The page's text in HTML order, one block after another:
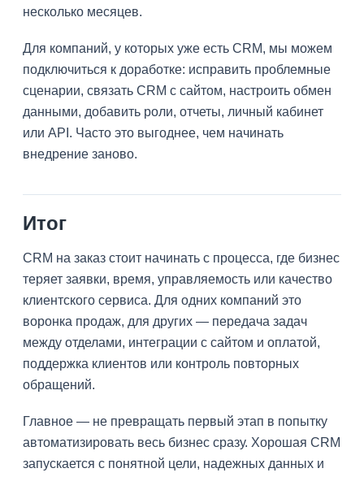
несколько месяцев.
Для компаний, у которых уже есть CRM, мы можем
подключиться к доработке: исправить проблемные
сценарии, связать CRM с сайтом, настроить обмен
данными, добавить роли, отчеты, личный кабинет
или API. Часто это выгоднее, чем начинать
внедрение заново.
Итог
CRM на заказ стоит начинать с процесса, где бизнес
теряет заявки, время, управляемость или качество
клиентского сервиса. Для одних компаний это
воронка продаж, для других — передача задач
между отделами, интеграции с сайтом и оплатой,
поддержка клиентов или контроль повторных
обращений.
Главное — не превращать первый этап в попытку
автоматизировать весь бизнес сразу. Хорошая CRM
запускается с понятной цели, надежных данных и